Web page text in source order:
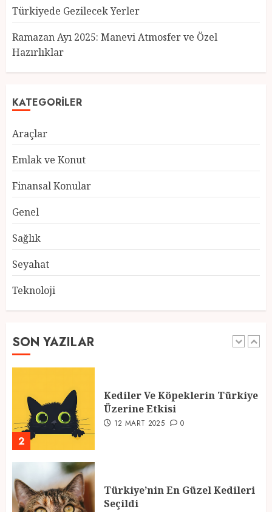
Türkiyede Gezilecek Yerler
Ramazan Ayı 2025: Manevi Atmosfer ve Özel
Hazırlıklar
KATEGORILER
Araçlar
Emlak ve Konut
Finansal Konular
Genel
Sağlık
Seyahat
Teknoloji
SON YAZILAR
Türkiye’nin En Güzel Kedileri
Seçildi
12 MART 2025
4
5
1
2025 En İyi Yaz Tatilleri
2
Kediler Ve Köpeklerin Türkiye
Üzerine Etkisi
12 MART 2025 0
Türkiye’nin En Güzel Kedileri
Seçildi